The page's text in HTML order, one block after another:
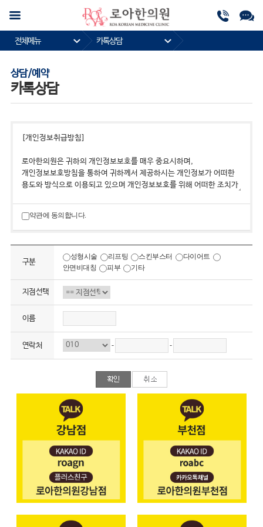
전체메뉴 카톡상담
상담/예약
카톡상담
약관에 동의합니다.
구분
성형시술 리프팅 스킨부스터
다이어트
안면비대칭
피부 기타
지점선택
이름
연락처 - -